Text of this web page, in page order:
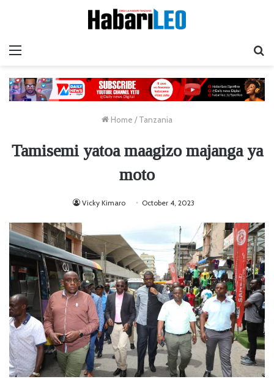
Home / Tanzania
Tamisemi yatoa maagizo majanga ya
moto
Vicky Kimaro October 4, 2023